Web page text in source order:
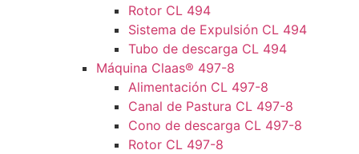
Rotor CL 494
Sistema de Expulsión CL 494
Tubo de descarga CL 494
Máquina Claas® 497-8
Alimentación CL 497-8
Canal de Pastura CL 497-8
Cono de descarga CL 497-8
Rotor CL 497-8